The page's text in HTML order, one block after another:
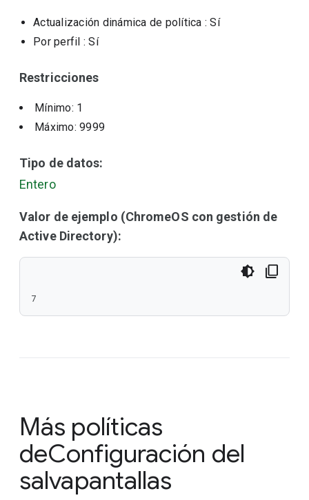
Actualización dinámica de política : Sí
Por perfil : Sí
Restricciones
Mínimo: 1
Máximo: 9999
Tipo de datos:
Entero
Valor de ejemplo (ChromeOS con gestión de
Active Directory):
7
Más políticas
deConfiguración del
salvapantallas